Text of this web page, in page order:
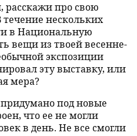
расскажи про свою
нескольких
в Национальную
вещи из твоей весенне-
экспозиции
эту выставку, или
мера?
под новые
что ее не могли
в день. Не все смогли